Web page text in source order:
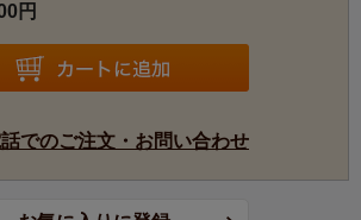
円
でのご注文・お問い合わせ